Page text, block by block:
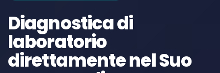
Diagnostica di
laboratorio
direttamente nel Suo